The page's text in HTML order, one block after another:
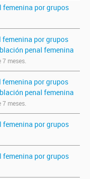
femenina por grupos
femenina por grupos
penal femenina
7 meses.
femenina por grupos
penal femenina
7 meses.
femenina por grupos
femenina por grupos